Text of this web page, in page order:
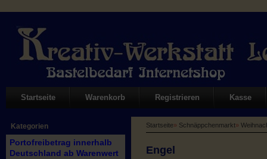
Startseite Warenkorb Registrieren Kasse
Kategorien
Portofreibetrag innerhalb
Deutschland ab Warenwert
Startseite» Schnäppchenmarkt»
Engel